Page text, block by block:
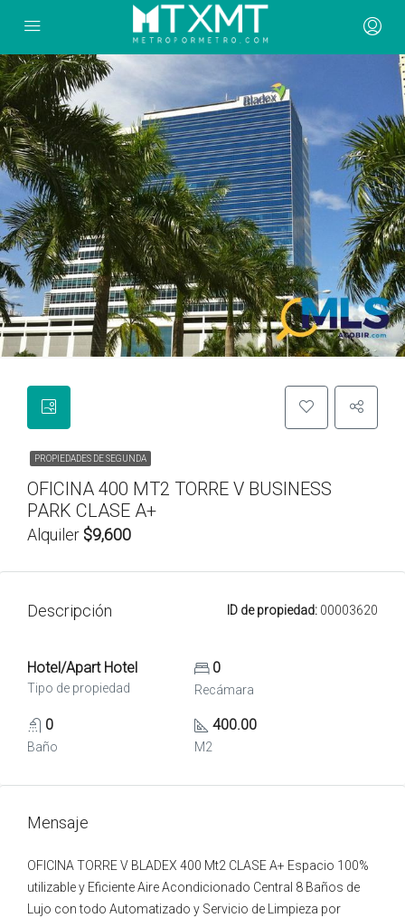
PROPIEDADES DE SEGUNDA
OFICINA 400 MT2 TORRE V BUSINESS
PARK CLASE A+
Alquiler $9,600
Descripción ID de propiedad: 00003620
Hotel/Apart Hotel
Tipo de propiedad
0
Recámara
0
Baño
400.00
M2
Mensaje
OFICINA TORRE V BLADEX 400 Mt2 CLASE A+ Espacio 100%
utilizable y Eficiente Aire Acondicionado Central 8 Baños de
Lujo con todo Automatizado y Servicio de Limpieza por